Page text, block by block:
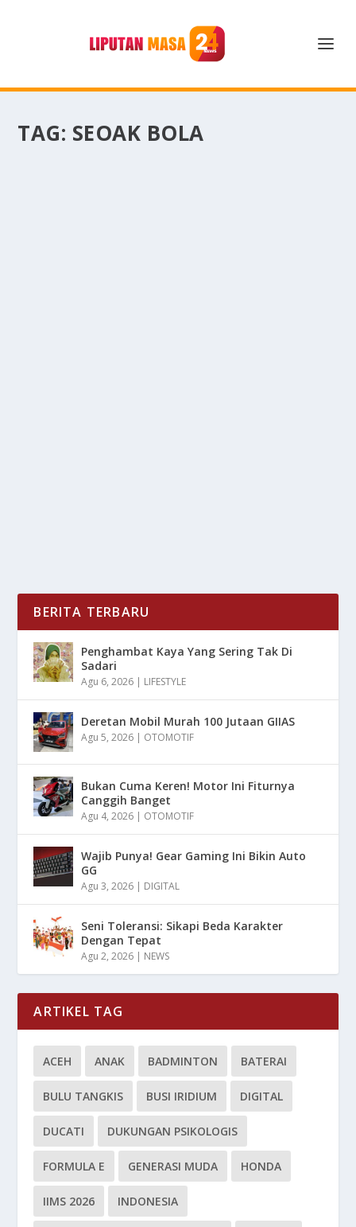
TAG: SEOAK BOLA
BERITA TERBARU
Penghambat Kaya Yang Sering Tak Di
Sadari
Agu 6, 2026 | LIFESTYLE
Deretan Mobil Murah 100 Jutaan GIIAS
Agu 5, 2026 | OTOMOTIF
Bukan Cuma Keren! Motor Ini Fiturnya
Canggih Banget
Agu 4, 2026 | OTOMOTIF
Wajib Punya! Gear Gaming Ini Bikin Auto
GG
Agu 3, 2026 | DIGITAL
Seni Toleransi: Sikapi Beda Karakter
Dengan Tepat
Agu 2, 2026 | NEWS
ARTIKEL TAG
ACEH ANAK BADMINTON BATERAI
BULU TANGKIS BUSI IRIDIUM DIGITAL
DUCATI DUKUNGAN PSIKOLOGIS
FORMULA E GENERASI MUDA HONDA
IIMS 2026 INDONESIA